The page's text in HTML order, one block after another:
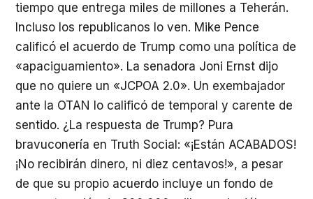
tiempo que entrega miles de millones a Teherán.
Incluso los republicanos lo ven. Mike Pence
calificó el acuerdo de Trump como una política de
«apaciguamiento». La senadora Joni Ernst dijo
que no quiere un «JCPOA 2.0». Un exembajador
ante la OTAN lo calificó de temporal y carente de
sentido. ¿La respuesta de Trump? Pura
bravuconería en Truth Social: «¡Están ACABADOS!
¡No recibirán dinero, ni diez centavos!», a pesar
de que su propio acuerdo incluye un fondo de